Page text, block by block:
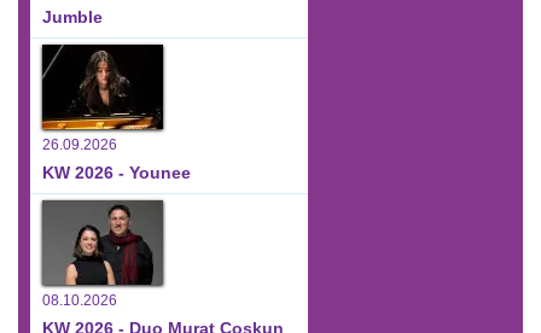
Jumble
26.09.2026
KW 2026 - Younee
08.10.2026
KW 2026 - Duo Murat Coskun